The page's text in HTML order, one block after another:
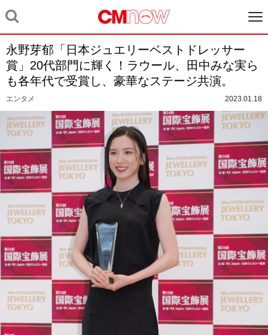
永野芽郁「日本ジュエリーベストドレッサー
賞」20代部門に輝く！ラウール、田中みな実ら
も各年代で受賞し、豪華なステージ共演。
エンタメ 2023.01.18